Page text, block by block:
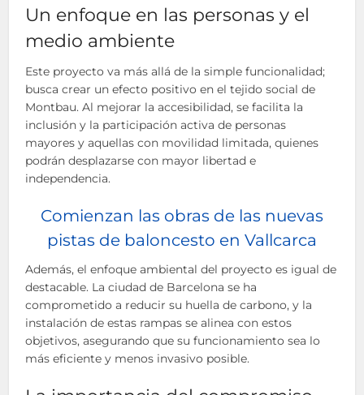
Un enfoque en las personas y el
medio ambiente
Este proyecto va más allá de la simple funcionalidad;
busca crear un efecto positivo en el tejido social de
Montbau. Al mejorar la accesibilidad, se facilita la
inclusión y la participación activa de personas
mayores y aquellas con movilidad limitada, quienes
podrán desplazarse con mayor libertad e
independencia.
Comienzan las obras de las nuevas
pistas de baloncesto en Vallcarca
Además, el enfoque ambiental del proyecto es igual de
destacable. La ciudad de Barcelona se ha
comprometido a reducir su huella de carbono, y la
instalación de estas rampas se alinea con estos
objetivos, asegurando que su funcionamiento sea lo
más eficiente y menos invasivo posible.